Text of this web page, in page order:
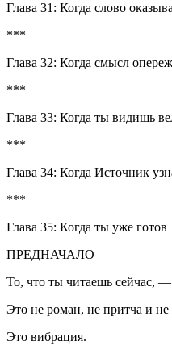
Глава 31: Когда слово
***
Глава 32: Когда смысл
***
Глава 33: Когда ты видишь
***
Глава 34: Когда Источник
***
Глава 35: Когда ты уже готов
ПРЕДНАЧАЛО
То, что ты читаешь сейчас, —
Это не роман, не притча и не
Это вибрация.